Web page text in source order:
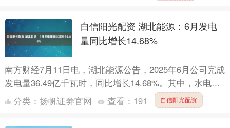
自信阳光配资 湖北能源：6月发电
量同比增长14.68%
南方财经7月11日电，湖北能源公告，2025年6月公司完成
发电量36.49亿千瓦时，同比增长14.68%。其中，水电发
电量达13.35亿千瓦时，同比激增106.....
分类： 扬帆证劵官网 查看： 191 自信阳光配资